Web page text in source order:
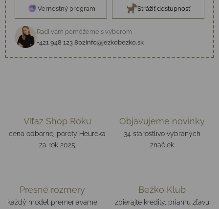
Vernostný program Strážiť dostupnosť
Radi vám pomôžeme s výberom
+421 948 123 802info@jezkobezko.sk
Víťaz Shop Roku
cena odbornej poroty Heureka
za rok 2025
Objavujeme novinky
34 starostlivo vybraných
značiek
Presné rozmery
každý model premeriavame
Bežko Klub
zbierajte kredity, priamu zľavu